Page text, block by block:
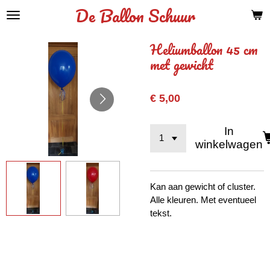
Ga
hoofdinhoud
De Ballon Schuur
Heliumballon 45 cm
met gewicht
€ 5,00
In
winkelwagen
Kan aan gewicht of cluster.
Alle kleuren. Met eventueel
tekst.